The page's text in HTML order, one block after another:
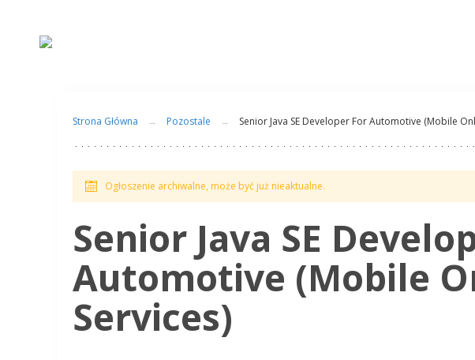
Strona Główna Pozostale Senior Java SE Developer For Automotive (Mobile
Ogłoszenie archiwalne, może być już nieaktualne.
Senior Java SE
Automotive (Mobile
Services)